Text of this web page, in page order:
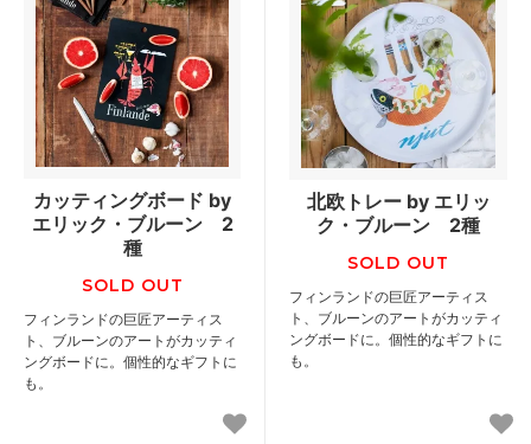
カッティングボード by
エリック・ブルーン 2
種
SOLD OUT
フィンランドの巨匠アーティス
ト、ブルーンのアートがカッティ
ングボードに。個性的なギフトに
も。
北欧トレー by エリッ
ク・ブルーン 2種
SOLD OUT
フィンランドの巨匠アーティス
ト、ブルーンのアートがカッティ
ングボードに。個性的なギフトに
も。